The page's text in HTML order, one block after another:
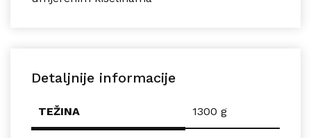
Detaljnije informacije
TEŽINA 1300 g